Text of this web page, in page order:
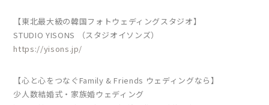
【東北最大級の韓国フォトウェディングスタジオ】
STUDIO YISONS （スタジオイソンズ）
https://yisons.jp/
【心と心をつなぐFamily & Friends ウェディングなら】
少人数結婚式・家族婚ウェディング